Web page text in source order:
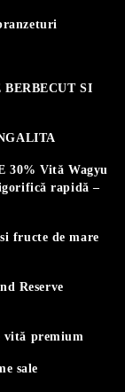
BERBECUT SI
30% Vită Wagyu
rapidă –
fructe de mare
Reserve
vită premium
sale